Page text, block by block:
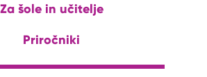
Za šole in učitelje
Priročniki